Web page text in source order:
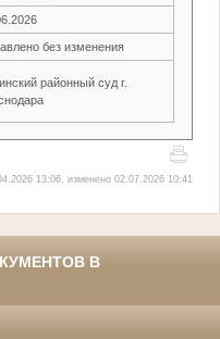
без изменения
районный суд г.
13:06, изменено 02.07.2026 10:41
В